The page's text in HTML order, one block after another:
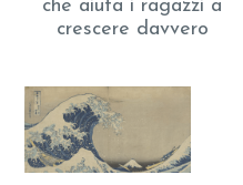
che aiuta i ragazzi a
crescere davvero